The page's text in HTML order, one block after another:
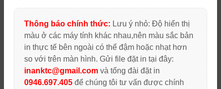
Thông báo chính thức: Lưu ý nhỏ: Độ hiển thị
màu ở các máy tính khác nhau,nên màu sắc bản
in thực tế bên ngoài có thể đậm hoặc nhạt hơn
so với trên màn hình. Gửi file đặt in tại đây:
inanktc@gmail.com và tổng đài đặt in
0946.697.405 để chúng tôi tư vấn được chính